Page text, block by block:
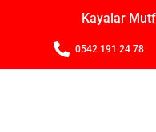
Kayalar
0542 191 24 78